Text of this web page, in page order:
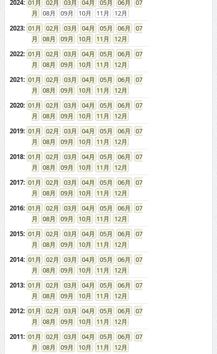
2023: 01 02 03 04 05 06
07
08
09 10 11
12
2022: 01 02 03 04 05 06
07
08
09 10 11
12
2021: 01 02 03 04 05 06
07
08
09 10 11
12
2020: 01 02 03 04 05 06
07
08
09 10 11
12
2019: 01 02 03 04 05 06
07
08
09 10 11
12
2018: 01 02 03 04 05 06
07
08
09 10 11
12
2017: 01 02 03 04 05 06
07
08
09 10 11
12
2016: 01 02 03 04 05 06
07
08
09 10 11
12
2015: 01 02 03 04 05 06
07
08
09 10 11
12
2014: 01 02 03 04 05 06
07
08
09 10 11
12
2013: 01 02 03 04 05 06
07
08
09 10 11
12
2012: 01 02 03 04 05 06
07
08
09 10 11
12
2011: 01 02 03 04 05 06
07
08
09 10 11
12
2010: 01 02 03 04 05 06
07
08
09 10 11
12